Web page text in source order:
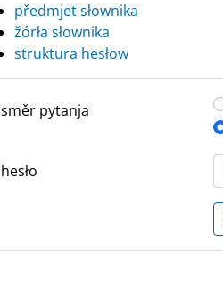
předmjet słownika
žórła słownika
struktura hesłow
směr pytanja
hesło